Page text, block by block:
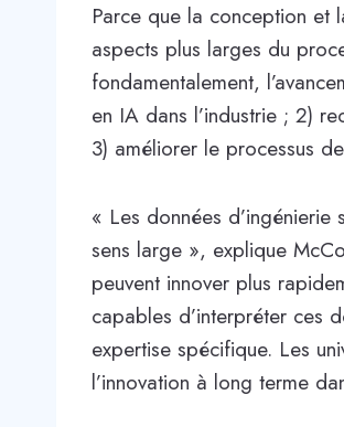
Parce que la conception et
aspects plus larges du
fondamentalement,
en IA dans l’industrie ; 2)
3) améliorer le processus
« Les données
sens large », explique
peuvent innover plus
capables d’interpréter ces
expertise spécifique. Les
l’innovation à long terme